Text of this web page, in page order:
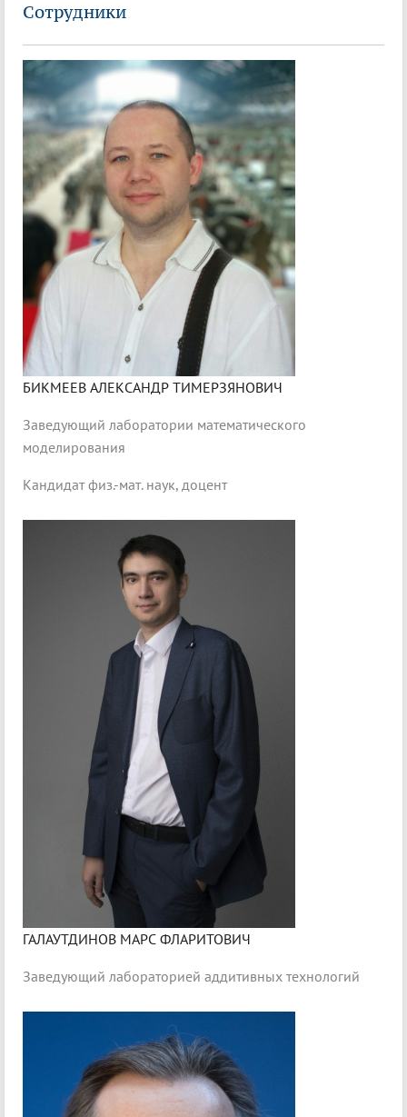
Сотрудники
БИКМЕЕВ АЛЕКСАНДР ТИМЕРЗЯНОВИЧ
Заведующий лаборатории математического
моделирования
Кандидат физ.-мат. наук, доцент
ГАЛАУТДИНОВ МАРС ФЛАРИТОВИЧ
Заведующий лабораторией аддитивных технологий